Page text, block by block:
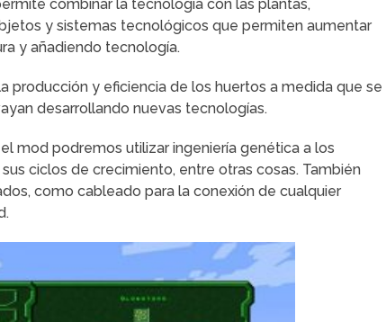
combinar la tecnología con las plantas,
y sistemas tecnológicos que permiten aumentar
y añadiendo tecnología.
producción y eficiencia de los huertos a medida que se
desarrollando nuevas tecnologías.
mod podremos utilizar ingeniería genética a los
ciclos de crecimiento, entre otras cosas. También
como cableado para la conexión de cualquier